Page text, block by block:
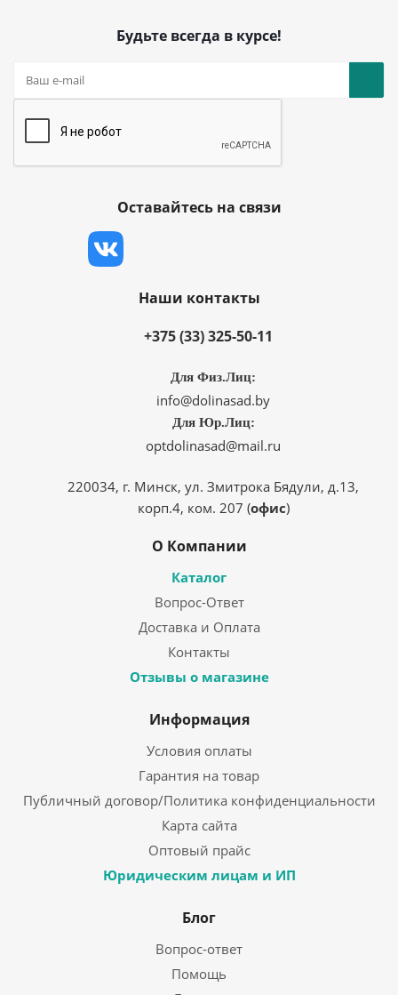
Будьте всегда в курсе!
Оставайтесь на связи
Наши контакты
+375 (33) 325-50-11
Для Физ.Лиц:
info@dolinasad.by
Для Юр.Лиц:
optdolinasad@mail.ru
220034, г. Минск, ул. Змитрока Бядули, д.13,
корп.4, ком. 207 (офис)
О Компании
Каталог
Вопрос-Ответ
Доставка и Оплата
Контакты
Отзывы о магазине
Информация
Условия оплаты
Гарантия на товар
Публичный договор/Политика конфиденциальности
Карта сайта
Оптовый прайс
Юридическим лицам и ИП
Блог
Вопрос-ответ
Помощь